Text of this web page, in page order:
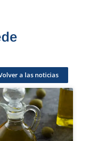
a las noticias